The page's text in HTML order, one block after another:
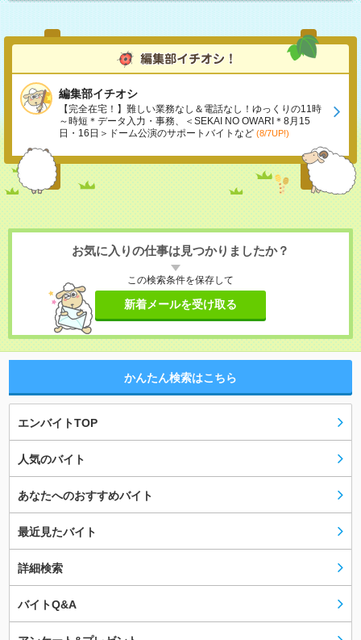
編集部イチオシ
【完全在宅！】難しい業務なし＆電話なし！ゆっくりの11時
～時短＊データ入力・事務、＜SEKAI NO OWARI＊8月15
日・16日＞ドーム公演のサポートバイトなど (8/7UP!)
お気に入りの仕事は見つかりましたか？
この検索条件を保存して
新着メールを受け取る
かんたん検索はこちら
エンバイトTOP
人気のバイト
あなたへのおすすめバイト
最近見たバイト
詳細検索
バイトQ&A